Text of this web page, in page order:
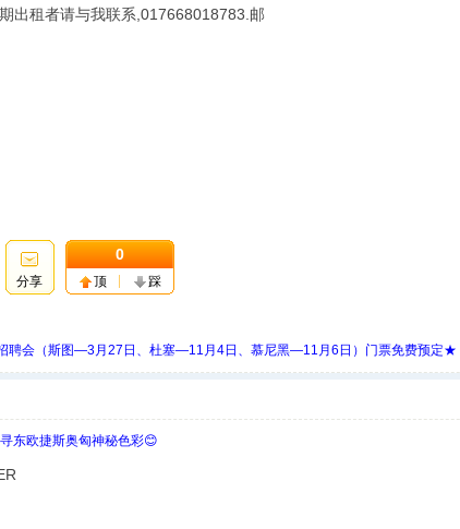
出租者请与我联系,017668018783.邮
分享
0
顶 踩
聘会（斯图—3月27日、杜塞—11月4日、慕尼黑—11月6日）门票免费预定★
东欧捷斯奥匈神秘色彩😊